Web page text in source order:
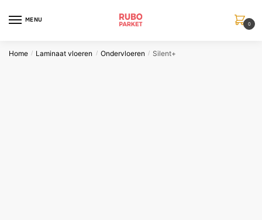
MENU
0
Home / Laminaat vloeren / Ondervloeren / Silent+